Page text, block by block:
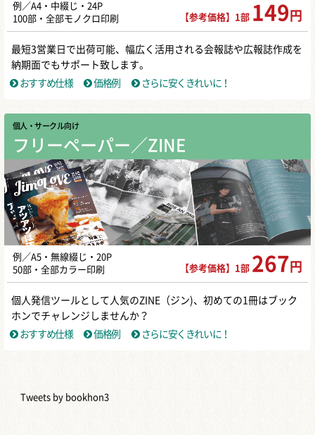
例／A4・中綴じ・24P
100部・全部モノクロ印刷
【参考価格】1部 149 円
最短3営業日で出荷可能、幅広く活用される会報誌や広報誌作成を
納期面でもサポート致します。
おすすめ仕様
価格例 さらに安くきれいに！
個人・サークル向け
フリーペーパー／ZINE
例／A5・無線綴じ・20P
50部・全部カラー印刷
【参考価格】1部 267 円
個人発信ツールとして人気のZINE（ジン)、初めての1冊はブック
ホンでチャレンジしませんか？
おすすめ仕様
価格例 さらに安くきれいに！
Tweets by bookhon3